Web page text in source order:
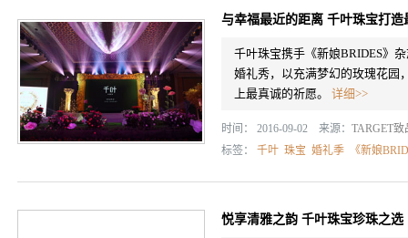
与幸福最近的距离 千叶珠宝打造
千叶珠宝携手《新娘BRIDES》
婚礼秀，以充满梦幻的玫瑰花园
上最真诚的祈愿。 详细>>
时间： 2016-09-02 来源： TARGET致
标签： 千叶 珠宝 婚礼季 《新娘
悦享清雅之韵 千叶珠宝珍珠之选